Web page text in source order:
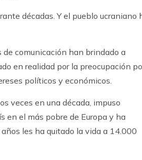
décadas. Y el pueblo ucraniano
de comunicación han brindado a
en realidad por la preocupación
políticos y económicos.
veces en una década, impuso
en el más pobre de Europa y ha
les ha quitado la vida a 14.000